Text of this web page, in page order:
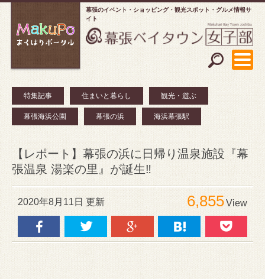
幕張のイベント・ショッピング
観光スポット・グルメ情報サ
イト
特集記事 住まいと暮らし 観光・遊ぶ
幕張海浜公園 幕張の浜 海浜幕張駅
【レポート】幕張の浜に日帰り温泉施設『幕
張温泉 湯楽の里』が誕生‼️
2020年8月11日 更新 6,855View